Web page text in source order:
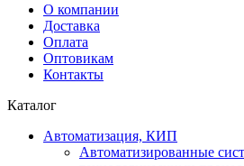
О компании
Доставка
Оплата
Оптовикам
Контакты
Каталог
Автоматизация, КИП
Автоматизированные